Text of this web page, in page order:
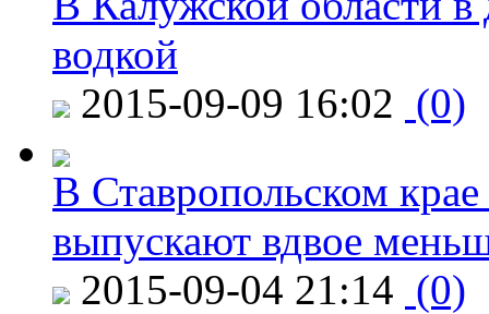
водкой
2015-09-09 16:02 (0)
В Ставропольском
выпускают вдвое
2015-09-04 21:14 (0)